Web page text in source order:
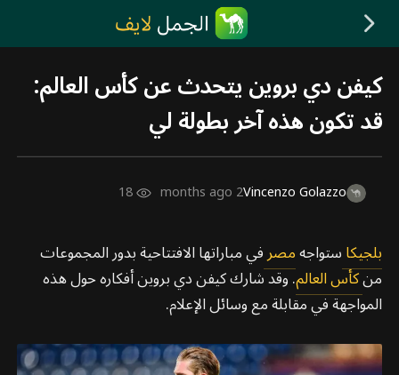
كيفن دي بروين يتحدث عن كأس العالم:
قد تكون هذه آخر بطولة لي
Vincenzo Golazzo
2 months ago
18
بلجيكاستواجهمصرفي مباراتها الافتتاحية بدور المجموعات
منكأس العالم. وقد شارك كيفن دي بروين أفكاره حول هذه
المواجهة في مقابلة مع وسائل الإعلام.